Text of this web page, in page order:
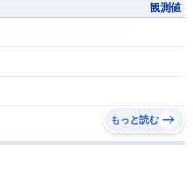
観測値
もっと読む